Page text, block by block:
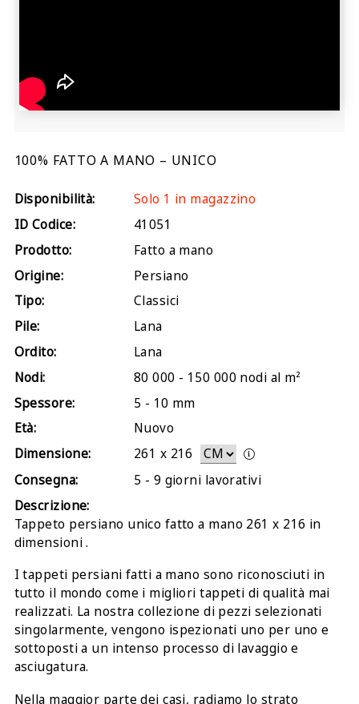
100% FATTO A MANO – UNICO
Disponibilità:
Solo 1 in magazzino
ID Codice:
41051
Prodotto:
Fatto a mano
Origine:
Persiano
Tipo:
Classici
Pile:
Lana
Ordito:
Lana
Nodi:
80 000 - 150 000 nodi al m²
Spessore:
5 - 10 mm
Età:
Nuovo
Dimensione:
261 x 216
Consegna:
5 - 9 giorni lavorativi
Descrizione:
Tappeto persiano unico fatto a mano 261 x 216 in
dimensioni .
I tappeti persiani fatti a mano sono riconosciuti in
tutto il mondo come i migliori tappeti di qualità mai
realizzati. La nostra collezione di pezzi selezionati
singolarmente, vengono ispezionati uno per uno e
sottoposti a un intenso processo di lavaggio e
asciugatura.
Nella maggior parte dei casi, radiamo lo strato